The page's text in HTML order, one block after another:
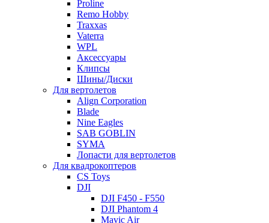
Proline
Remo Hobby
Traxxas
Vaterra
WPL
Аксессуары
Клипсы
Шины/Диски
Для вертолетов
Align Corporation
Blade
Nine Eagles
SAB GOBLIN
SYMA
Лопасти для вертолетов
Для квадрокоптеров
CS Toys
DJI
DJI F450 - F550
DJI Phantom 4
Mavic Air